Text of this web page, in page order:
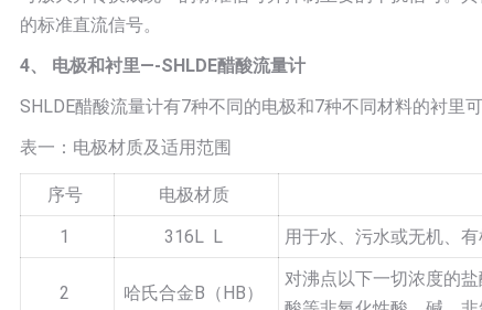
的标准直流信号。
4、 电极和衬里—-SHLDE醋酸流量计
SHLDE醋酸流量计有7种不同的电极和7种不同材料的衬里可
表一：电极材质及适用范围
序号 电极材质
1
316L L 用于水、污水或无机、
2 哈氏合金B（HB）
对沸点以下一切浓度的